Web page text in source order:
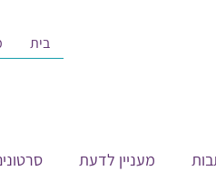
בית
מעניין לדעת